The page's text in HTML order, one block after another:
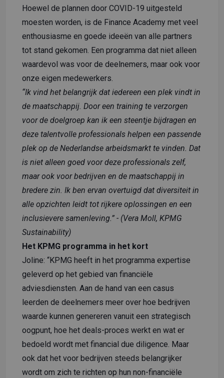
Hoewel de plannen door COVID-19 uitgesteld
moesten worden, is de Finance Academy met veel
enthousiasme en goede ideeën van alle partners
tot stand gekomen. Een programma dat niet alleen
waardevol was voor de deelnemers, maar ook voor
onze eigen medewerkers.
“Ik vind het belangrijk dat iedereen een plek vindt in
de maatschappij. Door een training te verzorgen
voor de doelgroep kan ik een steentje bijdragen en
deze talentvolle professionals helpen een passende
plek op de Nederlandse arbeidsmarkt te vinden. Dat
is niet alleen goed voor deze professionals zelf,
maar ook voor bedrijven en de maatschappij in
bredere zin. Ik ben ervan overtuigd dat diversiteit in
alle opzichten leidt tot rijkere oplossingen en een
inclusievere samenleving.” - (Vera Moll, KPMG
Sustainability)
Het KPMG programma in het kort
Joline: “KPMG heeft in het programma expertise
geleverd op het gebied van financiële
adviesdiensten. Aan de hand van een casus
leerden de deelnemers meer over hoe bedrijven
waarde kunnen genereren vanuit een strategisch
oogpunt, hoe het deals-proces werkt en wat er
bedoeld wordt met financial due diligence. Maar
ook dat het voor bedrijven steeds belangrijker
wordt om zich te richten op hun non-financiële